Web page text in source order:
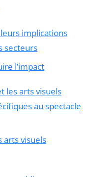
implications
secteurs
l’impact
les arts visuels
au spectacle
arts visuels